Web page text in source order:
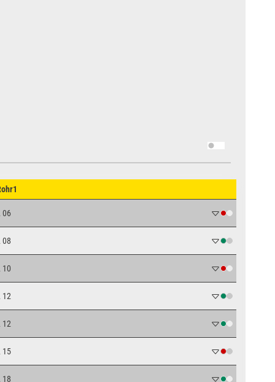
06
08
10
12
12
15
18